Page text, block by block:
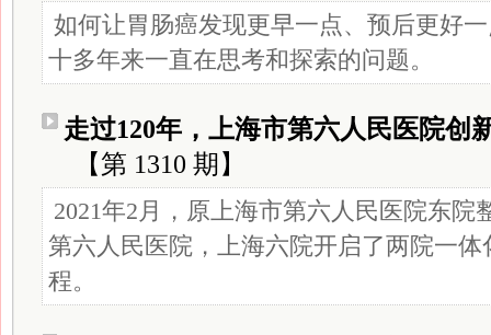
如何让胃肠癌发现更早一点、预后更好
十多年来一直在思考和探索的问题。
走过120年，上海市第六人民医院创
【第 1310 期】
2021年2月，原上海市第六人民医院东院
第六人民医院，上海六院开启了两院一
程。